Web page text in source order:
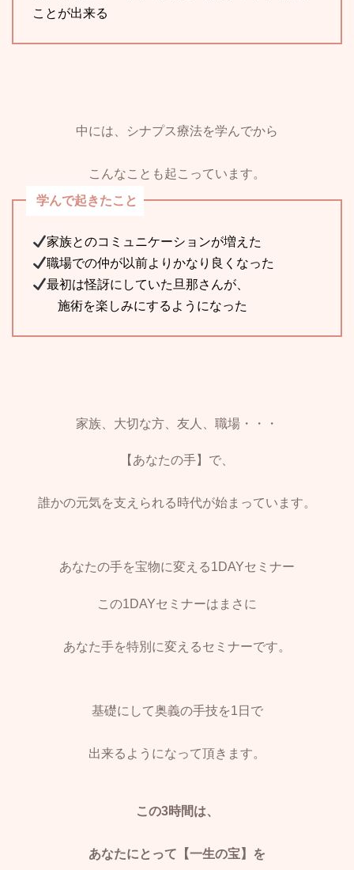
ことが出来る
中には、シナプス療法を学んでから
こんなことも起こっています。
学んで起きたこと
家族とのコミュニケーションが増えた
職場での仲が以前よりかなり良くなった
最初は怪訝にしていた旦那さんが、
施術を楽しみにするようになった
家族、大切な方、友人、職場・・・
【あなたの手】で、
誰かの元気を支えられる時代が始まっています。
あなたの手を宝物に変える1DAYセミナー
この1DAYセミナーはまさに
あなた手を特別に変えるセミナーです。
基礎にして奥義の手技を1日で
出来るようになって頂きます。
この3時間は、
あなたにとって【一生の宝】を